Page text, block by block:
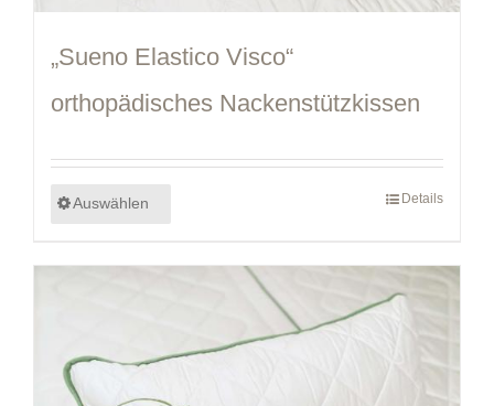
„Sueno Elastico Visco“
orthopädisches Nackenstützkissen
Auswählen Details